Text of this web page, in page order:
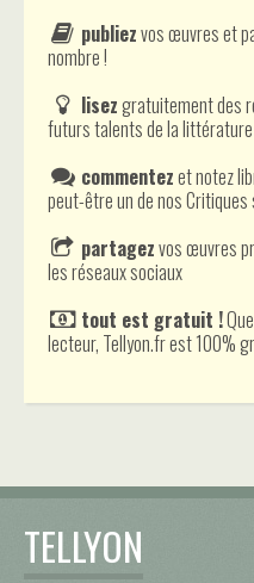
publiezvos œuvres et
nombre !
lisezgratuitement des
futurs talents de la
commentezet notez
peut-être un de nos
partagezvos œuvres
les réseaux sociaux
tout est gratuit !
lecteur, Tellyon.fr est 100%
TELLYON